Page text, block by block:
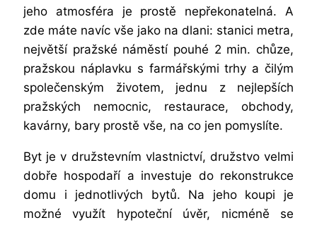
jeho atmosféra je prostě nepřekonatelná. A
zde máte navíc vše jako na dlani: stanici metra,
největší pražské náměstí pouhé 2 min. chůze,
pražskou náplavku s farmářskými trhy a čilým
společenským životem, jednu z nejlepších
pražských nemocnic, restaurace, obchody,
kavárny, bary prostě vše, na co jen pomyslíte.
Byt je v družstevním vlastnictví, družstvo velmi
dobře hospodaří a investuje do rekonstrukce
domu i jednotlivých bytů. Na jeho koupi je
možné využít hypoteční úvěr, nicméně se